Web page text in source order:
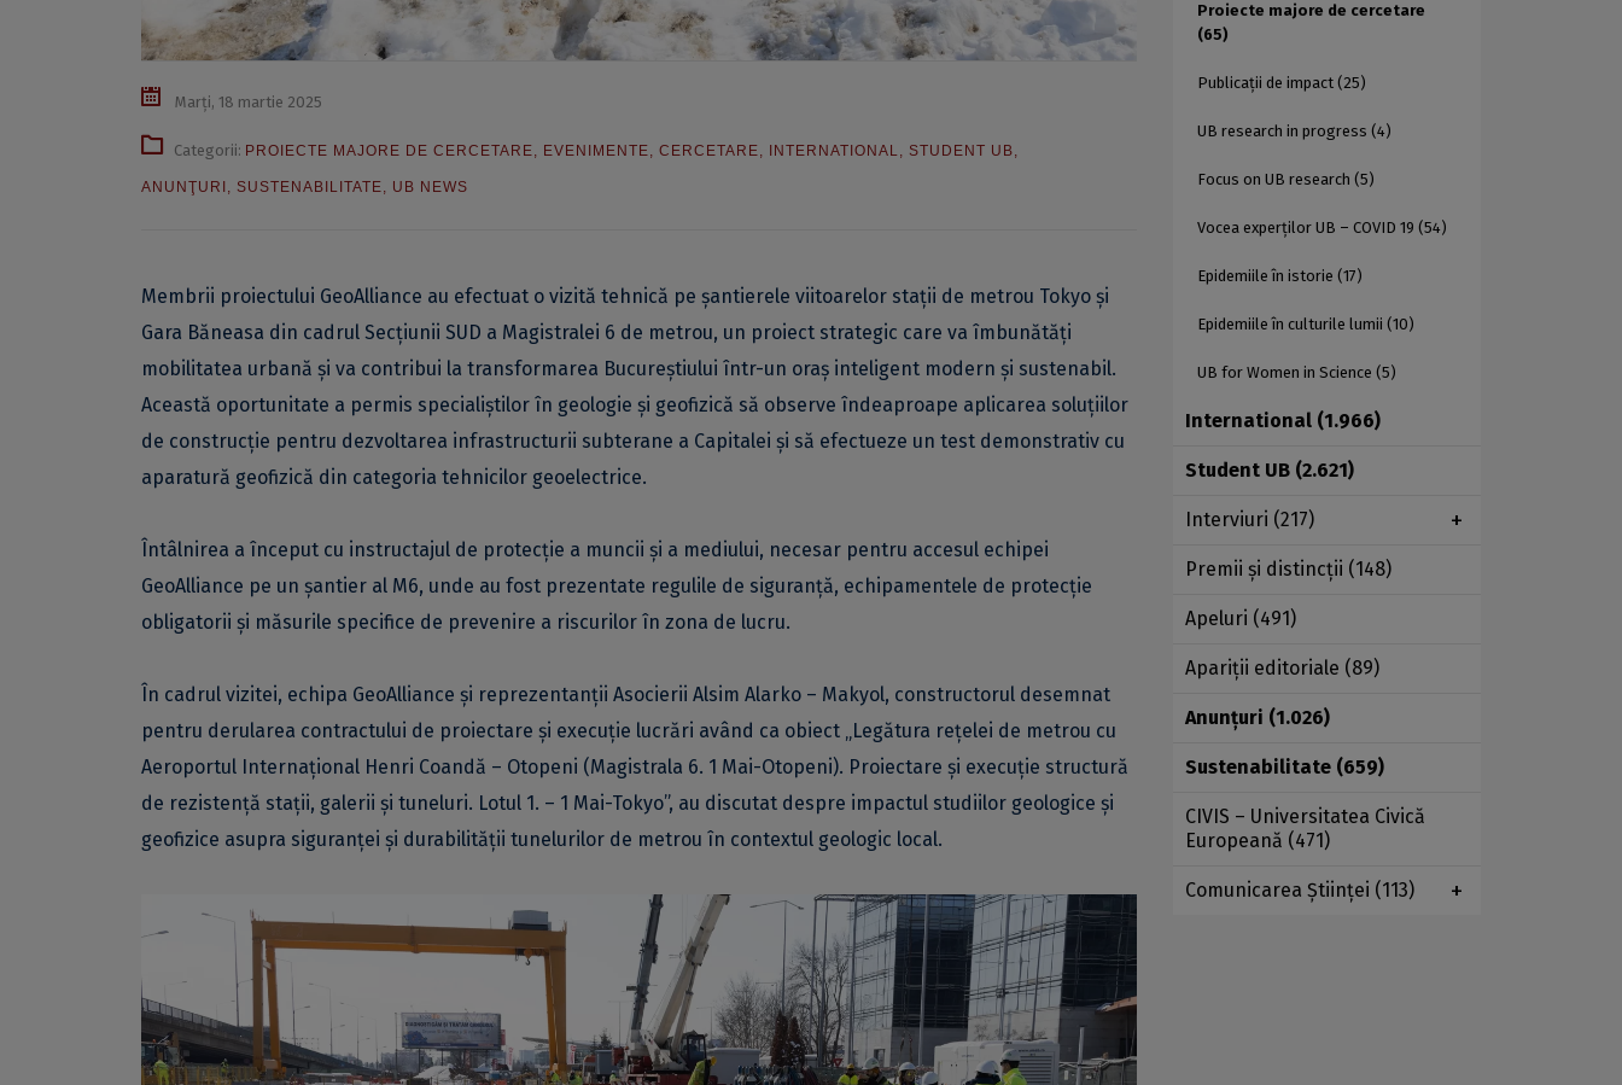
Marți, 18 martie 2025
Categorii: PROIECTE MAJORE DE CERCETARE EVENIMENTE CERCETARE INTERNATIONAL STUDENT UB
ANUNŢURI SUSTENABILITATE UB NEWS
Membrii proiectului GeoAlliance au efectuat o vizită tehnică pe șantierele viitoarelor stații de metrou Tokyo și
Gara Băneasa din cadrul Secțiunii SUD a Magistralei 6 de metrou, un proiect strategic care va îmbunătăți
mobilitatea urbană și va contribui la transformarea Bucureștiului într-un oraș inteligent modern și sustenabil.
Această oportunitate a permis specialiștilor în geologie și geofizică să observe îndeaproape aplicarea soluțiilor
de construcție pentru dezvoltarea infrastructurii subterane a Capitalei și să efectueze un test demonstrativ cu
aparatură geofizică din categoria tehnicilor geoelectrice.
Întâlnirea a început cu instructajul de protecție a muncii și a mediului, necesar pentru accesul echipei
GeoAlliance pe un șantier al M6, unde au fost prezentate regulile de siguranță, echipamentele de protecție
obligatorii și măsurile specifice de prevenire a riscurilor în zona de lucru.
În cadrul vizitei, echipa GeoAlliance și reprezentanții Asocierii Alsim Alarko – Makyol, constructorul desemnat
pentru derularea contractului de proiectare și execuție lucrări având ca obiect „Legătura rețelei de metrou cu
Aeroportul Internațional Henri Coandă – Otopeni (Magistrala 6. 1 Mai-Otopeni). Proiectare și execuție structură
de rezistență stații, galerii și tuneluri. Lotul 1. – 1 Mai-Tokyo”, au discutat despre impactul studiilor geologice și
geofizice asupra siguranței și durabilității tunelurilor de metrou în contextul geologic local.
Proiecte majore de cercetare
(65)
Publicații de impact (25)
UB research in progress (4)
Focus on UB research (5)
Vocea experților UB – COVID 19 (54)
Epidemiile în istorie (17)
Epidemiile în culturile lumii (10)
UB for Women in Science (5)
International (1.966)
Student UB (2.621)
Interviuri (217)
Premii şi distincţii (148)
Apeluri (491)
Apariţii editoriale (89)
Anunţuri (1.026)
Sustenabilitate (659)
CIVIS – Universitatea Civică
Europeană (471)
Comunicarea Ştiinţei (113)